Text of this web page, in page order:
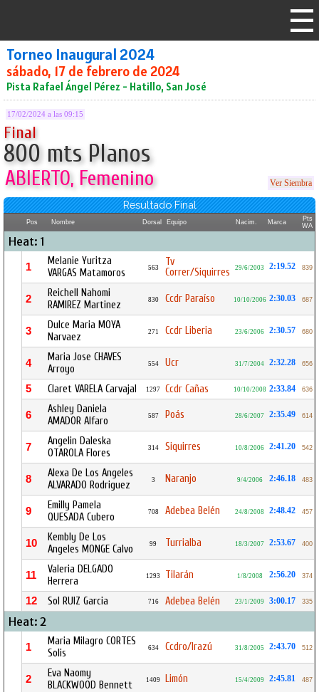
Torneo Inaugural 2024
sábado, 17 de febrero de 2024
Pista Rafael Ángel Pérez - Hatillo, San José
17/02/2024 a las 09:15
Final
800 mts Planos
ABIERTO, Femenino Ver Siembra
Resultado Final
Pos Nombre Dorsal Equipo Nacim. Marca
Pts
WA
Heat: 1
1
Melanie Yuritza
VARGAS Matamoros
563
Tv
Correr/Siquirres
29/6/2003 2:19.52 839
2
Reichell Nahomi
RAMIREZ Martinez
830 Ccdr Paraíso 10/10/2006 2:30.03 687
3
Dulce Maria MOYA
Narvaez
271 Ccdr Liberia 23/6/2006 2:30.57 680
4
Maria Jose CHAVES
Arroyo
554 Ucr 31/7/2004 2:32.28 656
5 Claret VARELA Carvajal 1297 Ccdr Cañas 10/10/2008 2:33.84 636
6
Ashley Daniela
AMADOR Alfaro
587 Poás 28/6/2007 2:35.49 614
7
Angelin Daleska
OTAROLA Flores
314 Siquirres 10/8/2006 2:41.20 542
8
Alexa De Los Angeles
ALVARADO Rodriguez
3 Naranjo 9/4/2006 2:46.18 483
9
Emilly Pamela
QUESADA Cubero
708 Adebea Belén 24/8/2008 2:48.42 457
10
Kembly De Los
Angeles MONGE Calvo
99 Turrialba 18/3/2007 2:53.67 400
11
Valeria DELGADO
Herrera
1293 Tilarán 1/8/2008 2:56.20 374
12 Sol RUIZ Garcia 716 Adebea Belén 23/1/2009 3:00.17 335
Heat: 2
1
Maria Milagro CORTES
Solis
634 Ccdro/Irazú 31/8/2005 2:43.70 512
2
Eva Naomy
BLACKWOOD Bennett
1409 Limón 15/4/2009 2:45.81 487